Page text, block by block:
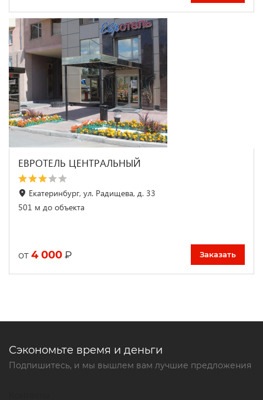
ЕВРОТЕЛЬ ЦЕНТРАЛЬНЫЙ
Екатеринбург, ул. Радищева, д. 33
501 м до объекта
от 4 000 ₽ Заказать
Сэкономьте время и деньги
Подпишитесь, и мы вышлем вам лучшие предложения